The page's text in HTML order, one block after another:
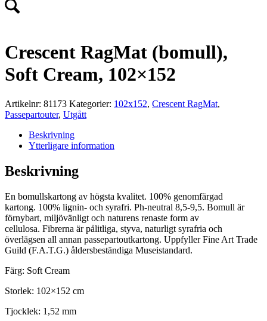
Crescent RagMat (bomull),
Soft Cream, 102×152
Artikelnr: 81173 Kategorier: 102x152, Crescent RagMat,
Passepartouter, Utgått
Beskrivning
Ytterligare information
Beskrivning
En bomullskartong av högsta kvalitet. 100% genomfärgad
kartong. 100% lignin- och syrafri. Ph-neutral 8,5-9,5. Bomull är
förnybart, miljövänligt och naturens renaste form av
cellulosa. Fibrerna är pålitliga, styva, naturligt syrafria och
överlägsen all annan passepartoutkartong. Uppfyller Fine Art Trade
Guild (F.A.T.G.) åldersbeständiga Museistandard.
Färg: Soft Cream
Storlek: 102×152 cm
Tjocklek: 1,52 mm